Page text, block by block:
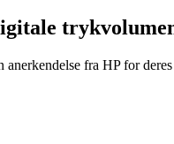
fra HP for